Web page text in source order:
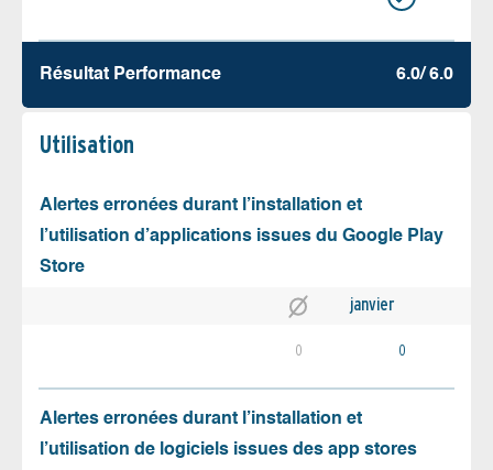
Résultat Performance 6.0/ 6.0
Utilisation
Alertes erronées durant l’installation et
l’utilisation d’applications issues du Google Play
Store
janvier
0 0
Alertes erronées durant l’installation et
l’utilisation de logiciels issues des app stores